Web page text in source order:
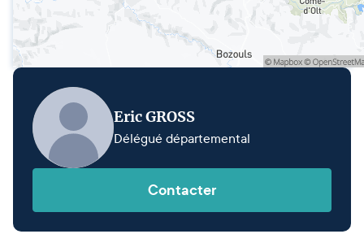
Eric GROSS
Délégué départemental
Contacter